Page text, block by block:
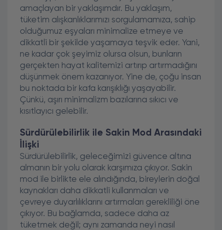
amaçlayan bir yaklaşımdır. Bu yaklaşım,
tüketim alışkanlıklarımızı sorgulamamıza, sahip
olduğumuz eşyaları minimalize etmeye ve
dikkatli bir şekilde yaşamaya teşvik eder. Yani,
ne kadar çok şeyimiz olursa olsun, bunların
gerçekten hayat kalitemizi artırıp artırmadığını
düşünmek önem kazanıyor. Yine de, çoğu insan
bu noktada bir kafa karışıklığı yaşayabilir.
Çünkü, aşırı minimalizm bazılarına sıkıcı ve
kısıtlayıcı gelebilir.
Sürdürülebilirlik ile Sakin Mod Arasındaki
İlişki
Sürdürülebilirlik, geleceğimizi güvence altına
almanın bir yolu olarak karşımıza çıkıyor. Sakin
mod ile birlikte ele alındığında, bireylerin doğal
kaynakları daha dikkatli kullanmaları ve
çevreye duyarlılıklarını artırmaları gerekliliği öne
çıkıyor. Bu bağlamda, sadece daha az
tüketmek değil; aynı zamanda neyi nasıl